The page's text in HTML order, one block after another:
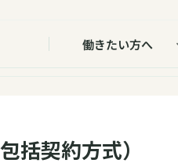
働きたい方へ
括契約方式）